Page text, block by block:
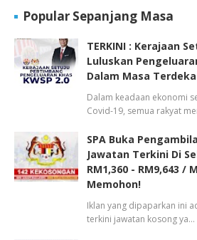
Popular Sepanjang Masa
TERKINI : Kerajaan
Luluskan
Dalam Masa
Dalam keadaan ekonomi
Covid-19, semua rakyat
SPA Buka
Jawatan Terkini Di
RM1,360 - RM9,643 /
Memohon!
Iklan yang dipaparkan ini
terkini jawatan kosong ya…